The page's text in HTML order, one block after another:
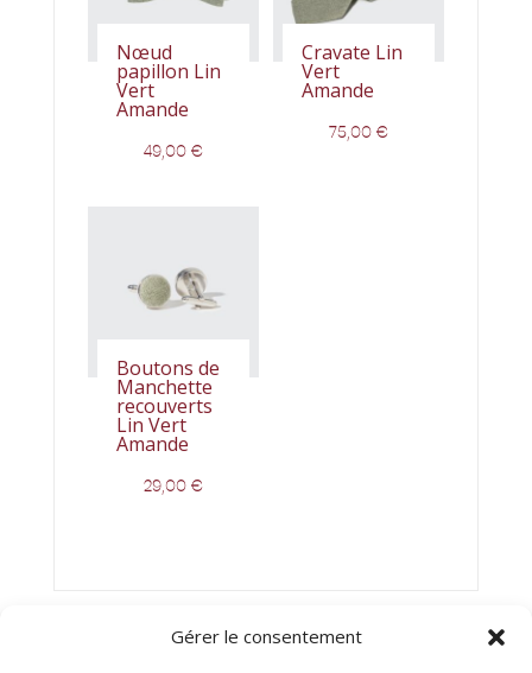
Gérer le consentement
Nœud
papillon Lin
Vert
Amande
49,00 €
Cravate Lin
Vert
Amande
75,00€
Boutons de
Manchette
recouverts
Lin Vert
Amande
29,00 €